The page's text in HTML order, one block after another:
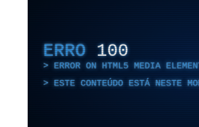
ERRO 100
ERROR ON HTML5 MEDIA
ESTE CONTEÚDO ESTÁ NESTE